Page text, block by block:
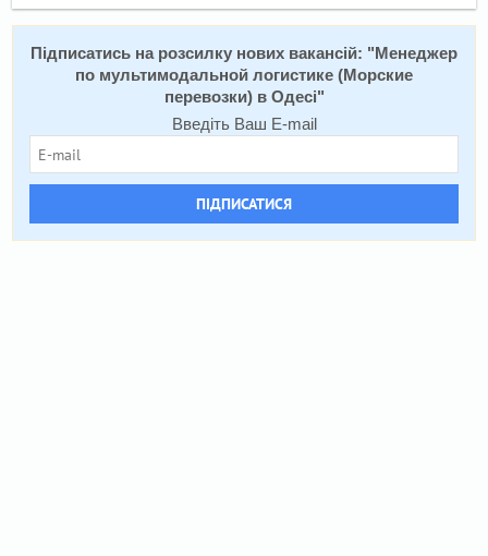
Підписатись на розсилку нових вакансій: " Менеджер
по мультимодальной логистике (Морские
перевозки) в Одесі"
Введіть Ваш E-mail
ПІДПИСАТИСЯ